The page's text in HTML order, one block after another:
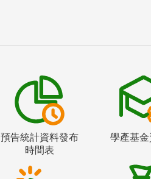
預告統計資料發布
時間表
學產基